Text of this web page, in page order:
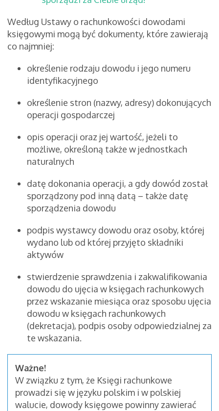
Według Ustawy o rachunkowości dowodami
księgowymi mogą być dokumenty, które zawierają
co najmniej:
określenie rodzaju dowodu i jego numeru
identyfikacyjnego
określenie stron (nazwy, adresy) dokonujących
operacji gospodarczej
opis operacji oraz jej wartość, jeżeli to
możliwe, określoną także w jednostkach
naturalnych
datę dokonania operacji, a gdy dowód został
sporządzony pod inną datą – także datę
sporządzenia dowodu
podpis wystawcy dowodu oraz osoby, której
wydano lub od której przyjęto składniki
aktywów
stwierdzenie sprawdzenia i zakwalifikowania
dowodu do ujęcia w księgach rachunkowych
przez wskazanie miesiąca oraz sposobu ujęcia
dowodu w księgach rachunkowych
(dekretacja), podpis osoby odpowiedzialnej za
te wskazania.
Ważne!
W związku z tym, że Księgi rachunkowe
prowadzi się w języku polskim i w polskiej
walucie, dowody księgowe powinny zawierać